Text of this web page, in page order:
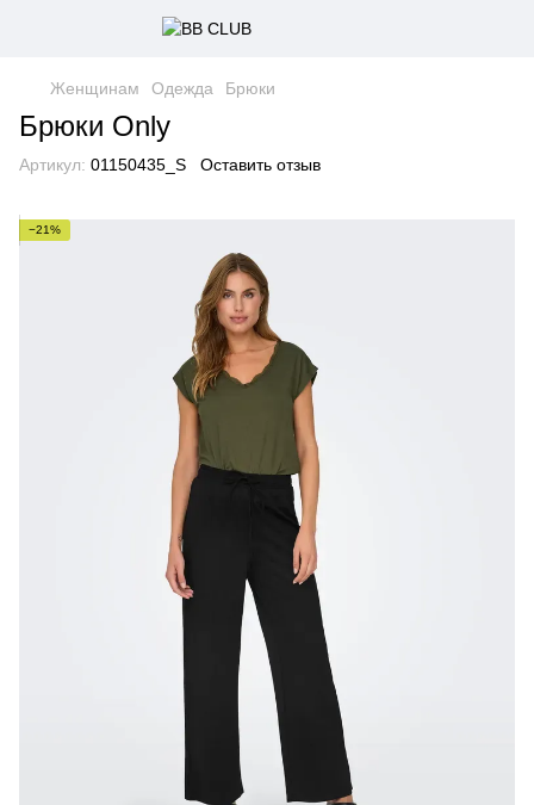
Женщинам Одежда Брюки
Брюки Only
Артикул: 01150435_S Оставить отзыв
−21%